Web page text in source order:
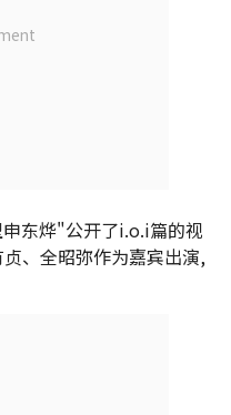
东烨"公开了i.o.i篇的视
、全昭弥作为嘉宾出演,